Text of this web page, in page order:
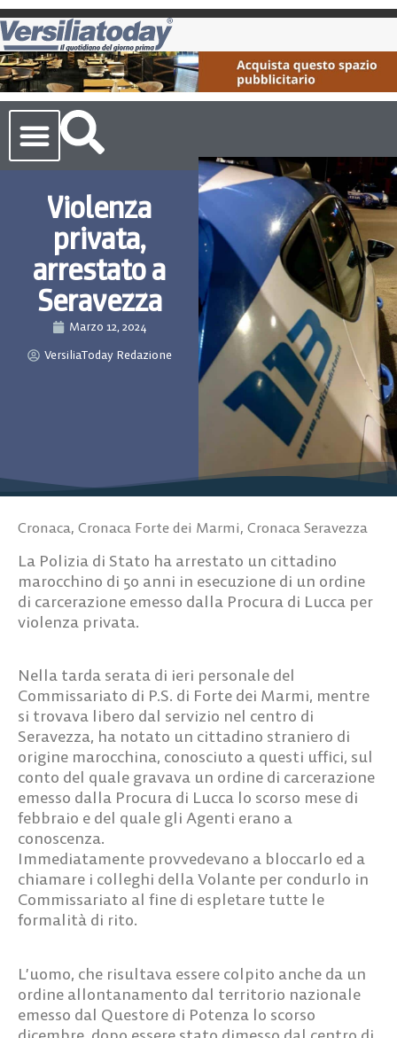
Violenza
privata,
arrestato a
Seravezza
Marzo 12, 2024
VersiliaToday Redazione
Cronaca, Cronaca Forte dei Marmi, Cronaca Seravezza
La Polizia di Stato ha arrestato un cittadino
marocchino di 50 anni in esecuzione di un ordine
di carcerazione emesso dalla Procura di Lucca per
violenza privata.
Nella tarda serata di ieri personale del
Commissariato di P.S. di Forte dei Marmi, mentre
si trovava libero dal servizio nel centro di
Seravezza, ha notato un cittadino straniero di
origine marocchina, conosciuto a questi uffici, sul
conto del quale gravava un ordine di carcerazione
emesso dalla Procura di Lucca lo scorso mese di
febbraio e del quale gli Agenti erano a
conoscenza.
Immediatamente provvedevano a bloccarlo ed a
chiamare i colleghi della Volante per condurlo in
Commissariato al fine di espletare tutte le
formalità di rito.
L’uomo, che risultava essere colpito anche da un
ordine allontanamento dal territorio nazionale
emesso dal Questore di Potenza lo scorso